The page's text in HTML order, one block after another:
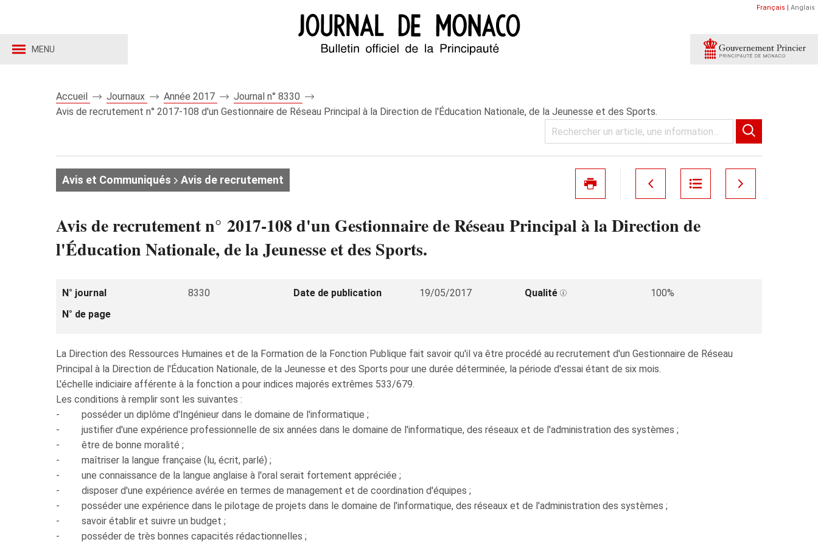
MENU
Français | Anglais
Accueil Journaux Année 2017
Journal n° 8330
Avis de recrutement n° 2017-108 d'un Gestionnaire de Réseau Principal à la Direction de l'Éducation Nationale, de la Jeunesse et des Sports.
Avis et Communiqués Avis de recrutement
Avis de recrutement n° 2017-108 d'un Gestionnaire de Réseau Principal à la Direction de
l'Éducation Nationale, de la Jeunesse et des Sports.
N° journal 8330 Date de publication 19/05/2017 Qualité
100%
N° de page
La Direction des Ressources Humaines et de la Formation de la Fonction Publique fait savoir qu'il va être procédé au recrutement d'un Gestionnaire de Réseau
Principal à la Direction de l'Éducation Nationale, de la Jeunesse et des Sports pour une durée déterminée, la période d'essai étant de six mois.
L'échelle indiciaire afférente à la fonction a pour indices majorés extrêmes 533/679.
Les conditions à remplir sont les suivantes :
- posséder un diplôme d'Ingénieur dans le domaine de l'informatique ;
- justifier d'une expérience professionnelle de six années dans le domaine de l'informatique, des réseaux et de l'administration des systèmes ;
- être de bonne moralité ;
- maîtriser la langue française (lu, écrit, parlé) ;
- une connaissance de la langue anglaise à l'oral serait fortement appréciée ;
- disposer d'une expérience avérée en termes de management et de coordination d'équipes ;
- posséder une expérience dans le pilotage de projets dans le domaine de l'informatique, des réseaux et de l'administration des systèmes ;
- savoir établir et suivre un budget ;
- posséder de très bonnes capacités rédactionnelles ;